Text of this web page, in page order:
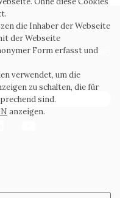
COOKIE POLICY
WHISTLEBLOWING
die Inhaber der Webseite
der Webseite
Form erfasst und
verwendet, um die
zu schalten, die für
sind.
anzeigen.